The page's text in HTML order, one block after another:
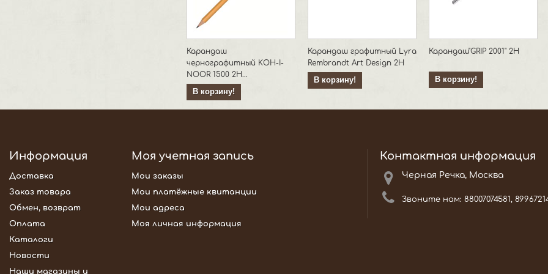
Карандаш
чернографитный KOH-I-
NOOR 1500 2Н...
В корзину!
Карандаш графитный Lyra
Rembrandt Art Design 2H
В корзину!
Карандаш"GRIP 2001" 2Н
В корзину!
Информация
Доставка
Заказ товара
Обмен, возврат
Оплата
Каталоги
Новости
Наши магазины и
Моя учетная запись
Мои заказы
Мои платёжные квитанции
Мои адреса
Моя личная информация
Контактная информация
Черная Речка, Москва
Звоните нам: 88007074581,